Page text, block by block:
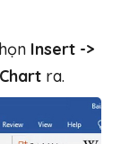
Insert ->
ra.